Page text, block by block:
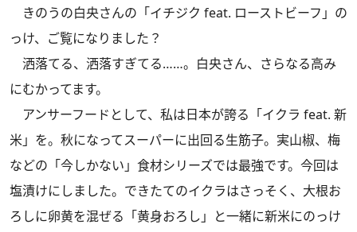
きのうの白央さんの 「イチジク feat. ローストビーフ」 の
っけ、ご覧になりました？
洒落てる、洒落すぎてる……。白央さん、さらなる高み
にむかってます。
アンサーフードとして、私は日本が誇る「イクラ feat. 新
米」を。秋になってスーパーに出回る生筋子。実山椒、梅
などの「今しかない」食材シリーズでは最強です。今回は
塩漬けにしました。できたてのイクラはさっそく、大根お
ろしに卵黄を混ぜる「黄身おろし」と一緒に新米にのっけ